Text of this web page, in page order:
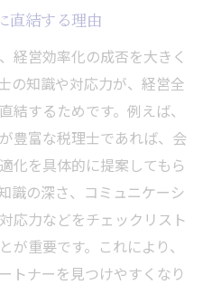
践の成功事例
せるための工夫とは
用に向けた展望
直結する理由
経営効率化の成否を大きく
の知識や対応力が、経営全
するためです。例えば、
豊富な税理士であれば、会
化を具体的に提案してもら
識の深さ、コミュニケーシ
応力などをチェックリスト
重要です。これにより、
トナーを見つけやすくなり